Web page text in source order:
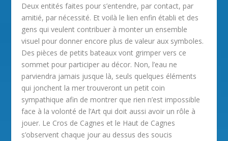
Deux entités faites pour s’entendre, par contact, par
amitié, par nécessité. Et voilà le lien enfin établi et des
gens qui veulent contribuer à monter un ensemble
visuel pour donner encore plus de valeur aux symboles.
Des pièces de petits bateaux vont grimper vers ce
sommet pour participer au décor. Non, l’eau ne
parviendra jamais jusque là, seuls quelques éléments
qui jonchent la mer trouveront un petit coin
sympathique afin de montrer que rien n’est impossible
face à la volonté de l’Art qui doit aussi avoir un rôle à
jouer. Le Cros de Cagnes et le Haut de Cagnes
s’observent chaque jour au dessus des soucis